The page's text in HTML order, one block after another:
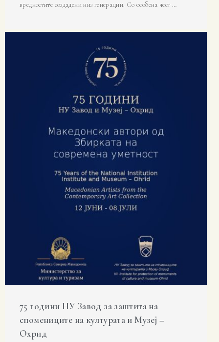
вредностите создадени низ генерации. Со особена чест …
75 години НУ Завод за заштита на
спомениците на културата и Музеј –
Охрид